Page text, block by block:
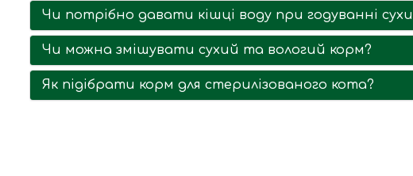
Чи потрібно давати кішці воду при годуванні
Чи можна змішувати сухий та вологий корм?
Як підібрати корм для стерилізованого кота?